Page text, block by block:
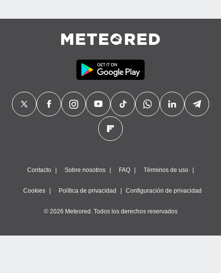
Contacto Sobre nosotros FAQ Términos de uso
Cookies Política de privacidad Configuración de privacidad
© 2026 Meteored. Todos los derechos reservados